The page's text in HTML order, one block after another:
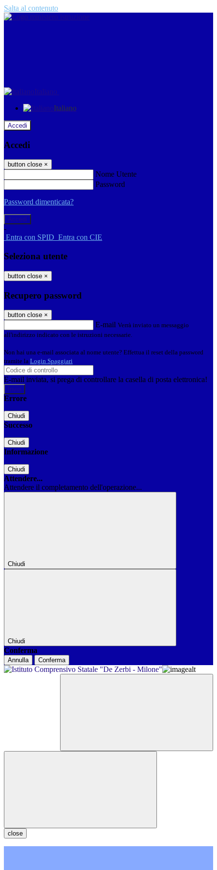
Salta al contenuto
Italiano
Italiano
Accedi
Accedi
button close ×
Nome Utente
Password
Password dimenticata?
-
Entra con SPID Entra con CIE
Seleziona utente
button close ×
Recupero password
button close ×
E-mail Verrà inviato un messaggio
all'indirizzo indicato con le istruzioni necessarie.
Non hai una e-mail associata al nome utente? Effettua il reset della password
tramite la Login Spaggiari
E-mail inviata, si prega di controllare la casella di posta elettronica!
Errore
Chiudi
Successo
Chiudi
Informazione
Chiudi
Attendere...
Attendere il completamento dell'operazione...
Chiudi
Chiudi
Conferma
Annulla Conferma
close